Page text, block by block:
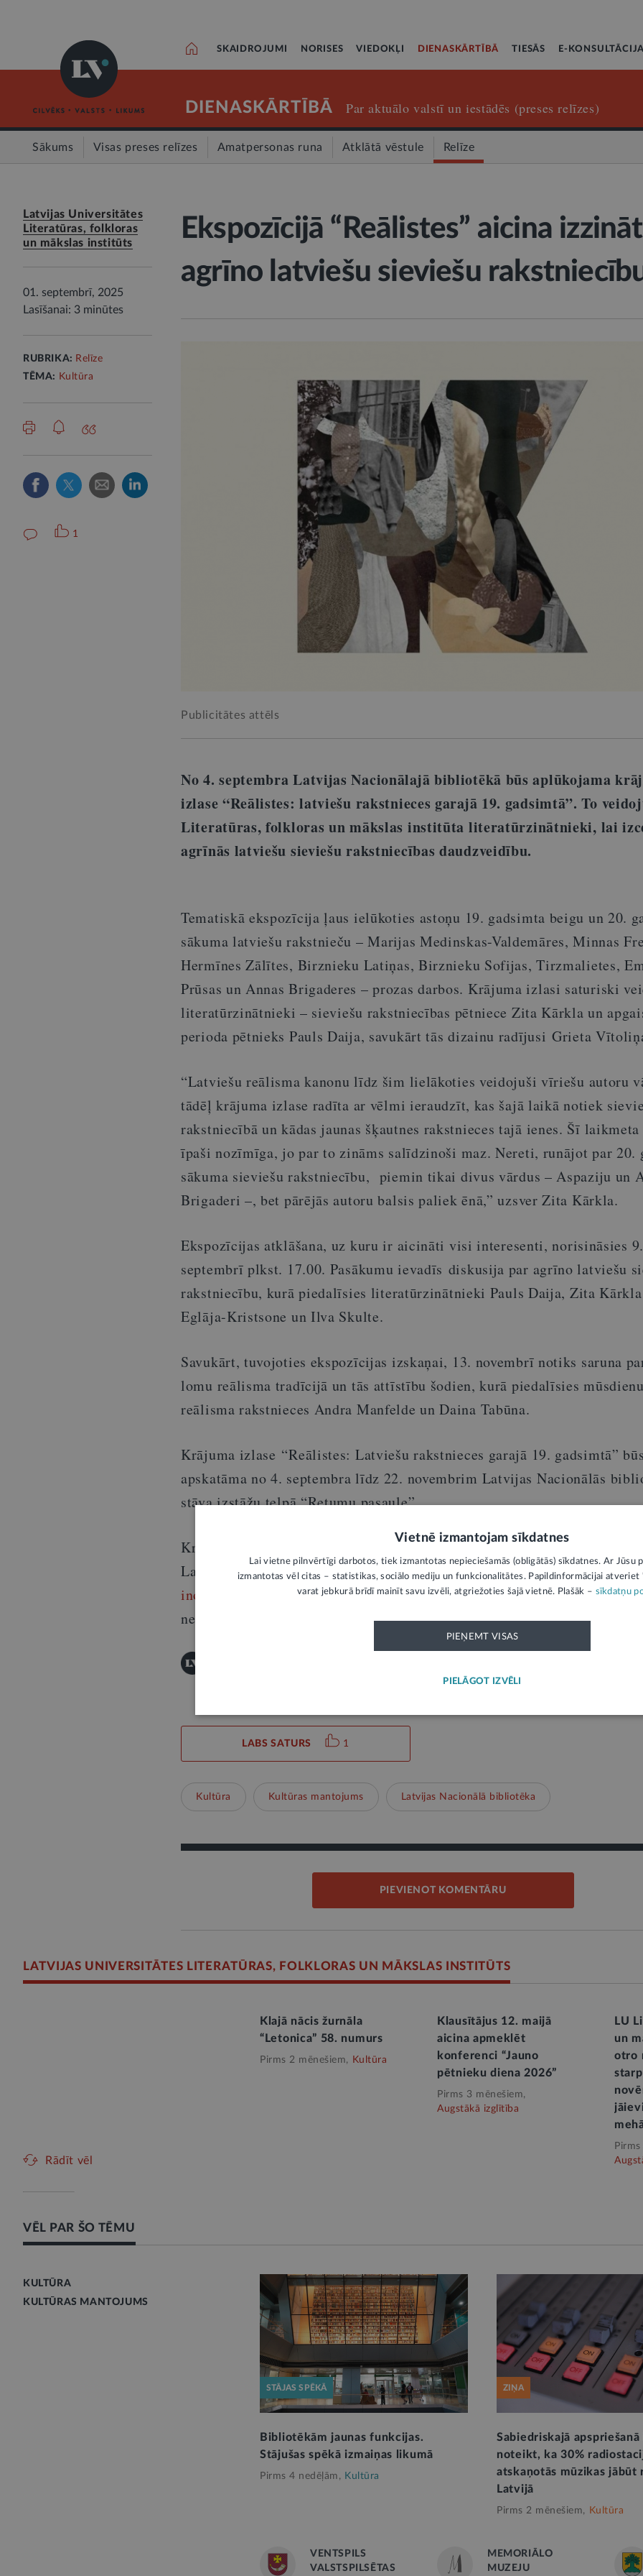
SKAIDROJUMI NORISES VIEDOKĻI DIENASKĀRTĪBĀ TIESĀS E-
DIENASKĀRTĪBĀ Par aktuālo valstī un iestādēs (preses relīzes)
Sākums Visas preses relīzes Amatpersonas runa Atklātā vēstule Relīze
Latvijas Universitātes
Literatūras, folkloras
un mākslas institūts
01. septembrī, 2025
Lasīšanai: 3 minūtes
RUBRIKA: Relīze
TĒMA: Kultūra
1
Ekspozīcijā “Reālistes” aicina izzināt
agrīno latviešu sieviešu
Publicitātes attēls
No 4. septembra Latvijas Nacionālajā bibliotēkā būs aplūkojama
izlase “Reālistes: latviešu rakstnieces garajā 19. gadsimtā”. To
Literatūras, folkloras un mākslas institūta literatūrzinātnieki, lai
agrīnās latviešu sieviešu rakstniecības daudzveidību.
Tematiskā ekspozīcija ļaus ielūkoties astoņu 19. gadsimta beigu un 20.
sākuma latviešu rakstnieču – Marijas Medinskas-Valdemāres, Minnas
Hermīnes Zālītes, Birznieku Latiņas, Birznieku Sofijas, Tirzmalietes,
Prūsas un Annas Brigaderes – prozas darbos. Krājuma izlasi saturiski
literatūrzinātnieki – sieviešu rakstniecības pētniece Zita Kārkla un
perioda pētnieks Pauls Daija, savukārt tās dizainu radījusi Grieta
“Latviešu reālisma kanonu līdz šim lielākoties veidojuši vīriešu autoru
tādēļ krājuma izlase radīta ar vēlmi ieraudzīt, kas šajā laikā notiek
rakstniecībā un kādas jaunas šķautnes rakstnieces tajā ienes. Šī
īpaši nozīmīga, jo par to zināms salīdzinoši maz. Nereti, runājot par 20.
sākuma sieviešu rakstniecību, piemin tikai divus vārdus – Aspaziju un
Brigaderi –, bet pārējās autoru balsis paliek ēnā,” uzsver Zita Kārkla.
Ekspozīcijas atklāšana, uz kuru ir aicināti visi interesenti, norisināsies 9.
septembrī plkst. 17.00. Pasākumu ievadīs diskusija par agrīno latviešu
rakstniecību, kurā piedalīsies literatūrzinātnieki Pauls Daija, Zita
Eglāja-Kristsone un Ilva Skulte.
Savukārt, tuvojoties ekspozīcijas izskaņai, 13. novembrī notiks saruna
lomu reālisma tradīcijā un tās attīstību šodien, kurā piedalīsies
reālisma rakstnieces Andra Manfelde un Daina Tabūna.
Krājuma izlase “Reālistes: Latviešu rakstnieces garajā 19. gadsimtā” būs
apskatāma no 4. septembra līdz 22. novembrim Latvijas Nacionālās
stāva izstāžu telpā “Retumu pasaule”.
Krājuma izlase tapusi LU Literatūras, folkloras un mākslas institūta
Latvijas zinātnes padomes finansētā projektā“Atgūstot latviešu
inovācijas kā identitātes meklējumi”(lzp-2024/1-0341), pievēršoties
nepietiekami pētītu autoru balsīm latviešu literatūras vēsturē.
LABS SATURS 1
Kultūra Kultūras mantojums Latvijas Nacionālā bibliotēka
PIEVIENOT KOMENTĀRU
LATVIJAS UNIVERSITĀTES LITERATŪRAS, FOLKLORAS UN MĀKSLAS INSTITŪTS
Klajā nācis žurnāla
“Letonica” 58. numurs
Pirms 2 mēnešiem, Kultūra
Klausītājus 12. maijā
aicina apmeklēt
konferenci “Jauno
pētnieku diena 2026”
Pirms 3 mēnešiem,
Augstākā izglītība
LU
un
otro
Rādīt vēl
VĒL PAR ŠO TĒMU
KULTŪRA
KULTŪRAS MANTOJUMS
STĀJAS SPĒKĀ
Bibliotēkām jaunas funkcijas.
Stājušas spēkā izmaiņas likumā
Pirms 4 nedēļām, Kultūra
ZIŅA
Sabiedriskajā
noteikt, ka 30%
atskaņotās mūzikas jābūt
Latvijā
Pirms 2 mēnešiem, Kultūra
VENTSPILS
VALSTSPILSĒTAS
MEMORIĀLO
MUZEJU
Vietnē izmantojam sīkdatnes
Lai vietne pilnvērtīgi darbotos, tiek izmantotas nepieciešamās (obligātās) sīkdatnes. Ar Jūsu
izmantotas vēl citas – statistikas, sociālo mediju un funkcionalitātes. Papildinformācijai atveriet
varat jebkurā brīdī mainīt savu izvēli, atgriežoties šajā vietnē. Plašāk – sīkdatņu
PIEŅEMT VISAS
PIELĀGOT IZVĒLI